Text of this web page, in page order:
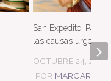
San Expedito:
las causas urgentes
OCTUBRE 24, 2023
POR MARGARITA